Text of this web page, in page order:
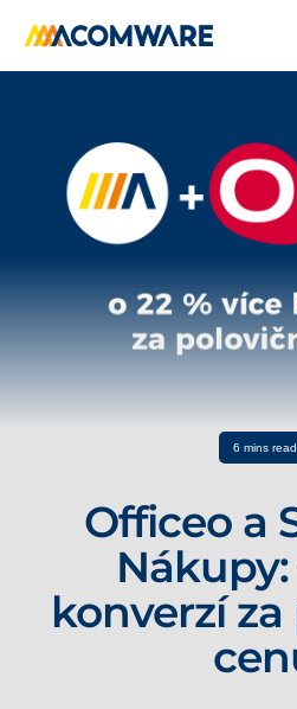
6 mins read
Officeo a
Nákupy:
konverzí